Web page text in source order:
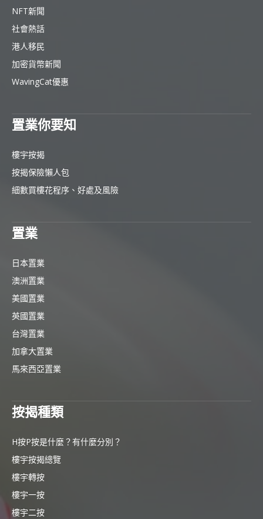
NFT新聞
社會熱話
港人移民
加密貨幣新聞
WavingCat優惠
置業你要知
樓宇按揭
按揭保險懶人包
細數買樓花程序、好處及風險
置業
日本置業
澳洲置業
美國置業
英國置業
台灣置業
加拿大置業
馬來西亞置業
按揭種類
H按P按是什麼？有什麼分別？
樓宇按揭總覽
樓宇轉按
樓宇一按
樓宇二按